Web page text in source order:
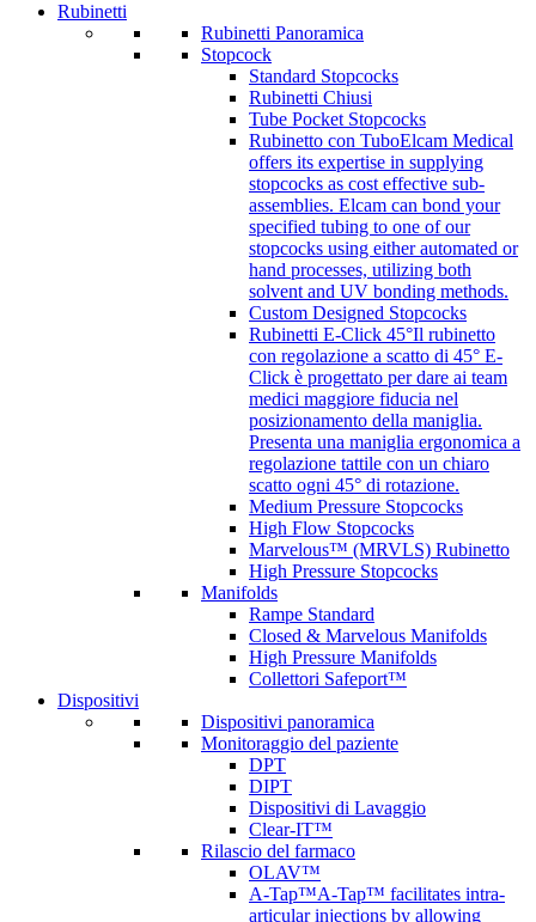
Rubinetti
Rubinetti Panoramica
Stopcock
Standard Stopcocks
Rubinetti Chiusi
Tube Pocket Stopcocks
Rubinetto con TuboElcam Medical
offers its expertise in supplying
stopcocks as cost effective sub-
assemblies. Elcam can bond your
specified tubing to one of our
stopcocks using either automated or
hand processes, utilizing both
solvent and UV bonding methods.
Custom Designed Stopcocks
Rubinetti E-Click 45°Il rubinetto
con regolazione a scatto di 45° E-
Click è progettato per dare ai team
medici maggiore fiducia nel
posizionamento della maniglia.
Presenta una maniglia ergonomica a
regolazione tattile con un chiaro
scatto ogni 45° di rotazione.
Medium Pressure Stopcocks
High Flow Stopcocks
Marvelous™ (MRVLS) Rubinetto
High Pressure Stopcocks
Manifolds
Rampe Standard
Closed & Marvelous Manifolds
High Pressure Manifolds
Collettori Safeport™
Dispositivi
Dispositivi panoramica
Monitoraggio del paziente
DPT
DIPT
Dispositivi di Lavaggio
Clear-IT™
Rilascio del farmaco
OLAV™
A-Tap™A-Tap™ facilitates intra-
articular injections by allowing